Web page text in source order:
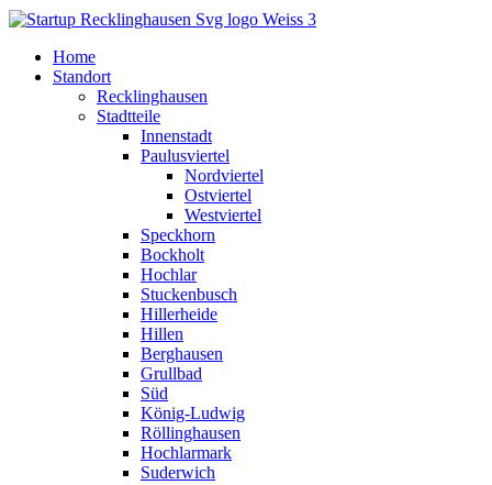
Home
Standort
Recklinghausen
Stadtteile
Innenstadt
Paulusviertel
Nordviertel
Ostviertel
Westviertel
Speckhorn
Bockholt
Hochlar
Stuckenbusch
Hillerheide
Hillen
Berghausen
Grullbad
Süd
König-Ludwig
Röllinghausen
Hochlarmark
Suderwich